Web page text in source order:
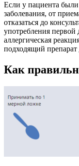
Если у пациента
заболевания, от
отказаться до
употребления первой
аллергическая
подходящий
Как